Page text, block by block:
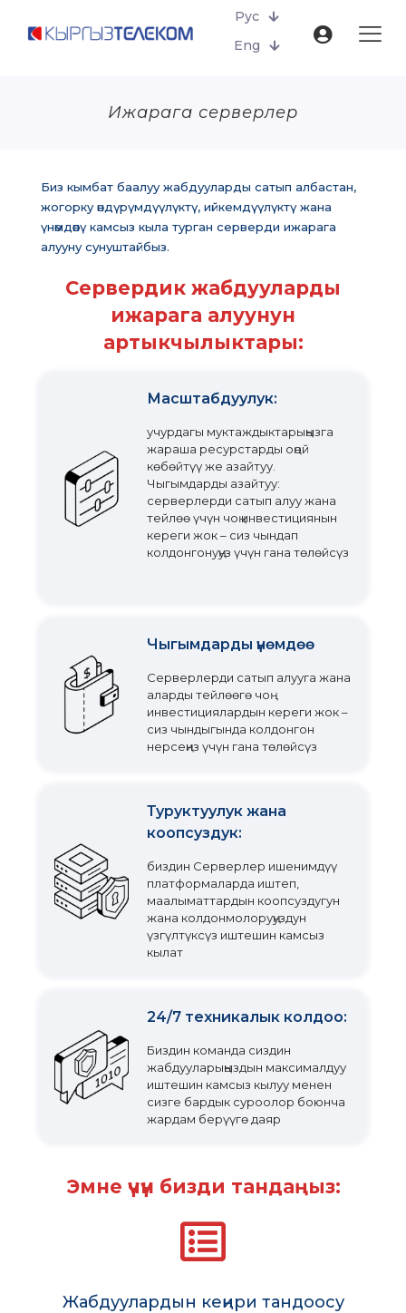
Рус
Eng
Ижарага серверлер
Биз кымбат баалуу жабдууларды сатып албастан,
жогорку өндүрүмдүүлүктү, ийкемдүүлүктү жана
үнөмдөөнү камсыз кыла турган серверди ижарага
алууну сунуштайбыз.
Сервердик жабдууларды
ижарага алуунун
артыкчылыктары:
Масштабдуулук:
учурдагы муктаждыктарыңызга
жараша ресурстарды оңой
көбөйтүү же азайтуу.
Чыгымдарды азайтуу:
серверлерди сатып алуу жана
тейлөө үчүн чоң инвестициянын
кереги жок – сиз чындап
колдонгонуңуз үчүн гана төлөйсүз
Чыгымдарды үнөмдөө
Серверлерди сатып алууга жана
аларды тейлөөгө чоң
инвестициялардын кереги жок –
сиз чындыгында колдонгон
нерсеңиз үчүн гана төлөйсүз
Туруктуулук жана
коопсуздук:
биздин Серверлер ишенимдүү
платформаларда иштеп,
маалыматтардын коопсуздугун
жана колдонмолоруңуздун
үзгүлтүксүз иштешин камсыз
кылат
24/7 техникалык колдоо:
Биздин команда сиздин
жабдууларыңыздын максималдуу
иштешин камсыз кылуу менен
сизге бардык суроолор боюнча
жардам берүүгө даяр
Эмне үчүн бизди тандаңыз:
Жабдуулардын кеңири тандоосу